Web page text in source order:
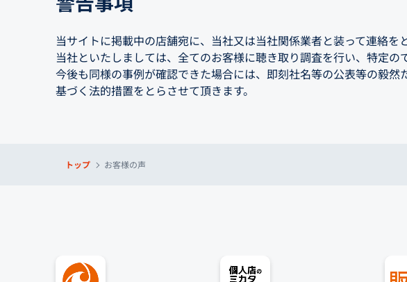
当サイトに掲載中の店舗宛に、当社又は当社関係業者と装って連絡を
当社といたしましては、全てのお客様に聴き取り調査を行い、特定の
今後も同様の事例が確認できた場合には、即刻社名等の公表等の毅
基づく法的措置をとらさせて頂きます。
トップ お客様の声